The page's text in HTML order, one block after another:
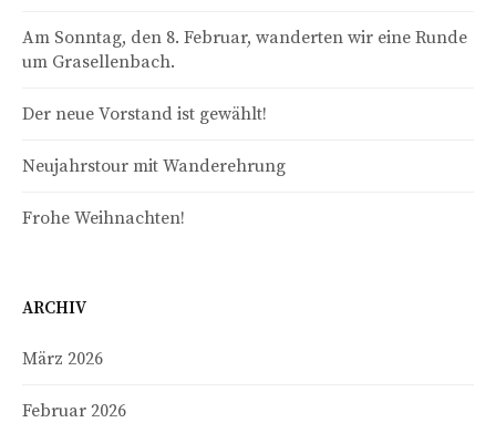
Am Sonntag, den 8. Februar, wanderten wir eine Runde
um Grasellenbach.
Der neue Vorstand ist gewählt!
Neujahrstour mit Wanderehrung
Frohe Weihnachten!
ARCHIV
März 2026
Februar 2026